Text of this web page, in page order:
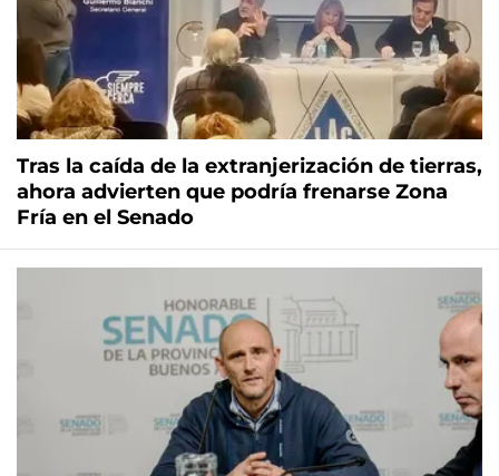
Tras la caída de la extranjerización de tierras,
ahora advierten que podría frenarse Zona
Fría en el Senado